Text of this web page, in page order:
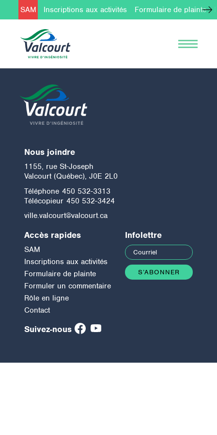
SAM Inscriptions aux activités Formulaire de plainte
Nous joindre
1155, rue St-Joseph
Valcourt (Québec), J0E 2L0
Téléphone 450 532-3313
Télécopieur 450 532-3424
ville.valcourt@valcourt.ca
Accès rapides
SAM
Inscriptions aux activités
Formulaire de plainte
Formuler un commentaire
Rôle en ligne
Contact
Suivez-nous
Infolettre